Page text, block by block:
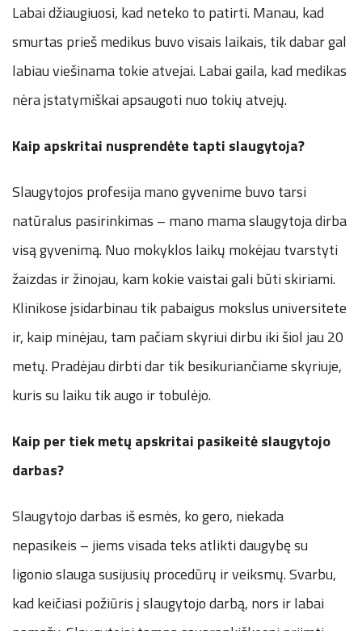
Labai džiaugiuosi, kad neteko to patirti. Manau, kad
smurtas prieš medikus buvo visais laikais, tik dabar gal
labiau viešinama tokie atvejai. Labai gaila, kad medikas
nėra įstatymiškai apsaugoti nuo tokių atvejų.
Kaip apskritai nusprendėte tapti slaugytoja?
Slaugytojos profesija mano gyvenime buvo tarsi
natūralus pasirinkimas – mano mama slaugytoja dirba
visą gyvenimą. Nuo mokyklos laikų mokėjau tvarstyti
žaizdas ir žinojau, kam kokie vaistai gali būti skiriami.
Klinikose įsidarbinau tik pabaigus mokslus universitete
ir, kaip minėjau, tam pačiam skyriui dirbu iki šiol jau 20
metų. Pradėjau dirbti dar tik besikuriančiame skyriuje,
kuris su laiku tik augo ir tobulėjo.
Kaip per tiek metų apskritai pasikeitė slaugytojo
darbas?
Slaugytojo darbas iš esmės, ko gero, niekada
nepasikeis – jiems visada teks atlikti daugybę su
ligonio slauga susijusių procedūrų ir veiksmų. Svarbu,
kad keičiasi požiūris į slaugytojo darbą, nors ir labai